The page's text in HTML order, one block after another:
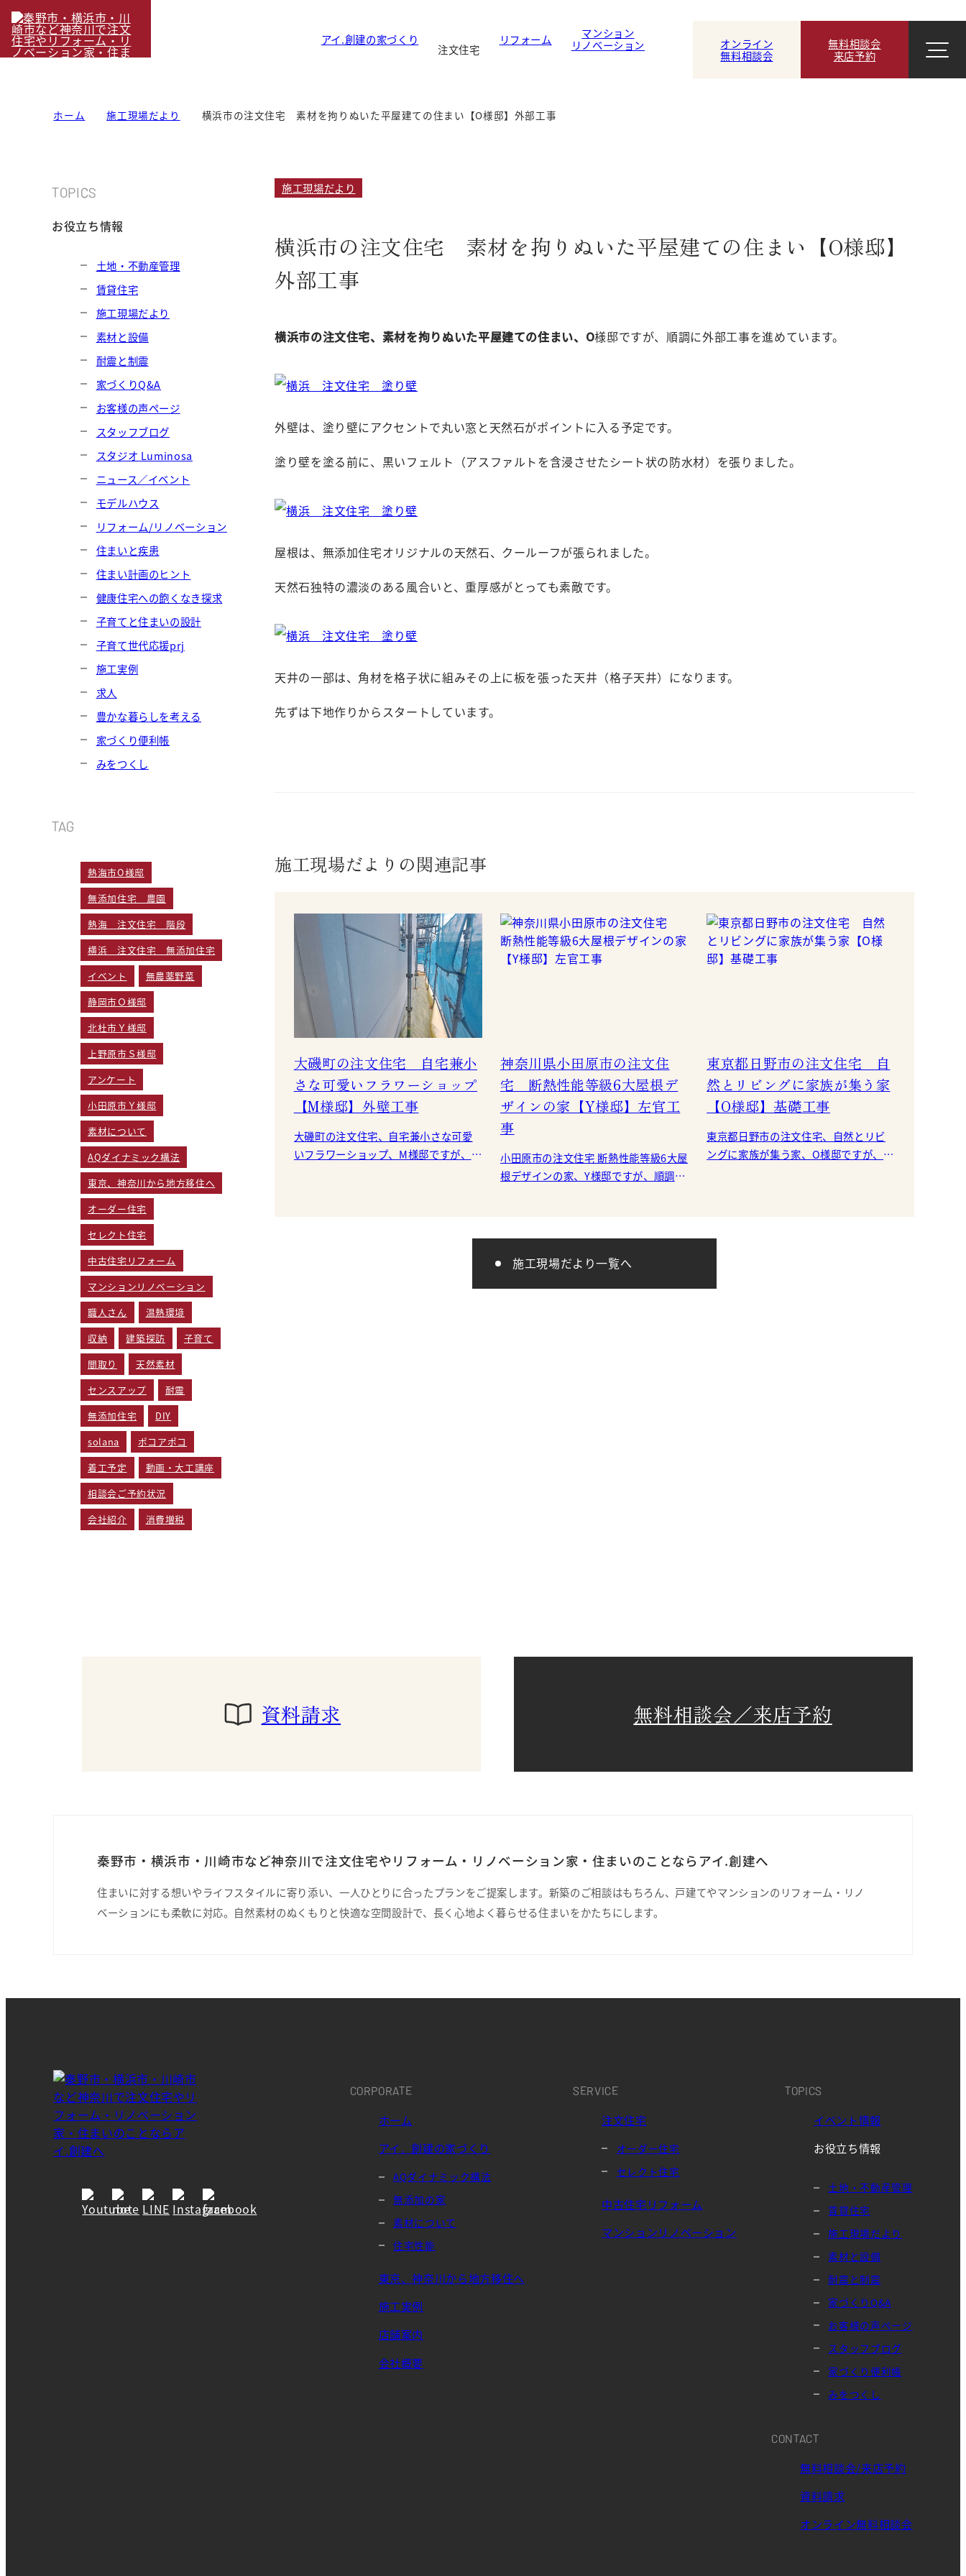
アイ.創建の家づくり
注文住宅
リフォーム
マンション
リノベーション
オンライン
無料相談会
無料相談会
来店予約
ホーム 施工現場だより 横浜市の注文住宅 素材を拘りぬいた平屋建ての住まい【O様邸】外部工事
施工現場だより
横浜市の注文住宅 素材を拘りぬいた平屋建ての住まい【O様邸】
外部工事
横浜市の注文住宅、素材を拘りぬいた平屋建ての住まい、O様邸ですが、順調に外部工事を進めています。
外壁は、塗り壁にアクセントで丸い窓と天然石がポイントに入る予定です。
塗り壁を塗る前に、黒いフェルト（アスファルトを含浸させたシート状の防水材）を張りました。
屋根は、無添加住宅オリジナルの天然石、クールーフが張られました。
天然石独特の濃淡のある風合いと、重厚感がとっても素敵です。
天井の一部は、角材を格子状に組みその上に板を張った天井（格子天井）になります。
先ずは下地作りからスタートしています。
施工現場だよりの関連記事
大磯町の注文住宅 自宅兼小
さな可愛いフラワーショップ
【M様邸】外壁工事
大磯町の注文住宅、自宅兼小さな可愛
いフラワーショップ、M様邸ですが、外
神奈川県小田原市の注文住
宅 断熱性能等級6大屋根デ
ザインの家【Y様邸】左官工
事
小田原市の注文住宅 断熱性能等級6大屋
根デザインの家、Y様邸ですが、順調に
東京都日野市の注文住宅 自
然とリビングに家族が集う家
【O様邸】基礎工事
東京都日野市の注文住宅、自然とリビ
ングに家族が集う家、O様邸ですが、順
施工現場だより一覧へ
TOPICS
お役立ち情報
土地・不動産管理
賃貸住宅
施工現場だより
素材と設備
耐震と制震
家づくりQ&A
お客様の声ページ
スタッフブログ
スタジオ Luminosa
ニュース／イベント
モデルハウス
リフォーム/リノベーション
住まいと疾患
住まい計画のヒント
健康住宅への飽くなき探求
子育てと住まいの設計
子育て世代応援prj
施工実例
求人
豊かな暮らしを考える
家づくり便利帳
みをつくし
TAG
熱海市O様邸
無添加住宅 農園
熱海 注文住宅 階段
横浜 注文住宅 無添加住宅
イベント
無農薬野菜
静岡市Ｏ様邸
北杜市Ｙ様邸
上野原市Ｓ様邸
アンケート
小田原市Ｙ様邸
素材について
AQダイナミック構法
東京、神奈川から地方移住へ
オーダー住宅
セレクト住宅
中古住宅リフォーム
マンションリノベーション
職人さん
温熱環境
収納
建築探訪
子育て
間取り
天然素材
センスアップ
耐震
無添加住宅
DIY
solana
ポコアポコ
着工予定
動画・大工講座
相談会ご予約状況
会社紹介
消費増税
資料請求 無料相談会／来店予約
秦野市・横浜市・川崎市など神奈川で注文住宅やリフォーム・リノベーション家・住まいのことならアイ.創建へ
住まいに対する想いやライフスタイルに寄り添い、一人ひとりに合ったプランをご提案します。新築のご相談はもちろん、戸建てやマンションのリフォーム・リノ
ベーションにも柔軟に対応。自然素材のぬくもりと快適な空間設計で、長く心地よく暮らせる住まいをかたちにします。
CORPORATE
ホーム
アイ．創建の家づくり
AQダイナミック構法
無添加の家
素材について
住宅性能
東京、神奈川から地方移住へ
施工実例
店舗案内
会社概要
SERVICE
注文住宅
オーダー住宅
セレクト住宅
中古住宅リフォーム
マンションリノベーション
TOPICS
イベント情報
お役立ち情報
土地・不動産管理
賃貸住宅
施工現場だより
素材と設備
耐震と制震
家づくりQ&A
お客様の声ページ
スタッフブログ
家づくり便利帳
みをつくし
CONTACT
無料相談会/来店予約
資料請求
オンライン無料相談会